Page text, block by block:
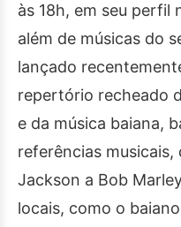
às 18h, em seu perfil
além de músicas do
lançado
repertório recheado
e da música baiana,
referências musicais,
Jackson a Bob
locais, como o